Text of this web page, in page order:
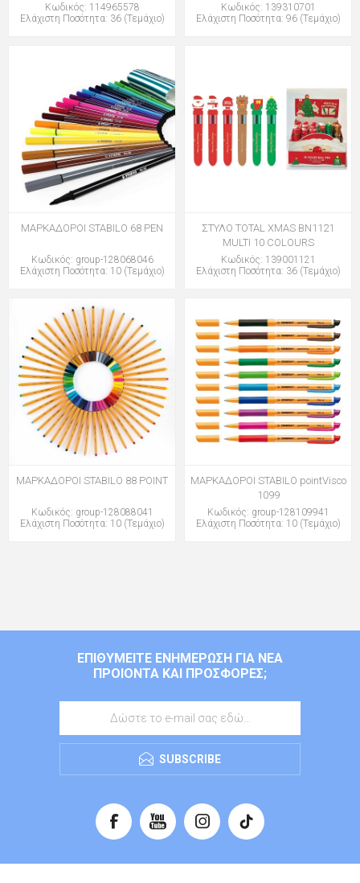
Κωδικός: 114965578
Ελάχιστη Ποσότητα: 36 (Τεμάχιο)
Κωδικός: 139310701
Ελάχιστη Ποσότητα: 96 (Τεμάχιο)
ΜΑΡΚΑΔΟΡΟΙ STABILO 68 PEN
Κωδικός: group-128068046
Ελάχιστη Ποσότητα: 10 (Τεμάχιο)
ΣΤΥΛΟ TOTAL XMAS BN1121
MULTI 10 COLOURS
Κωδικός: 139001121
Ελάχιστη Ποσότητα: 36 (Τεμάχιο)
ΜΑΡΚΑΔΟΡΟΙ STABILO 88 POINT
Κωδικός: group-128088041
Ελάχιστη Ποσότητα: 10 (Τεμάχιο)
ΜΑΡΚΑΔΟΡΟΙ STABILO pointVisco
1099
Κωδικός: group-128109941
Ελάχιστη Ποσότητα: 10 (Τεμάχιο)
ΕΠΙΘΥΜΕΊΤΕ ΕΝΗΜΈΡΩΣΗ ΓΙΑ ΝΈΑ
ΠΡΟΙΌΝΤΑ ΚΑΙ ΠΡΟΣΦΟΡΈΣ;
SUBSCRIBE